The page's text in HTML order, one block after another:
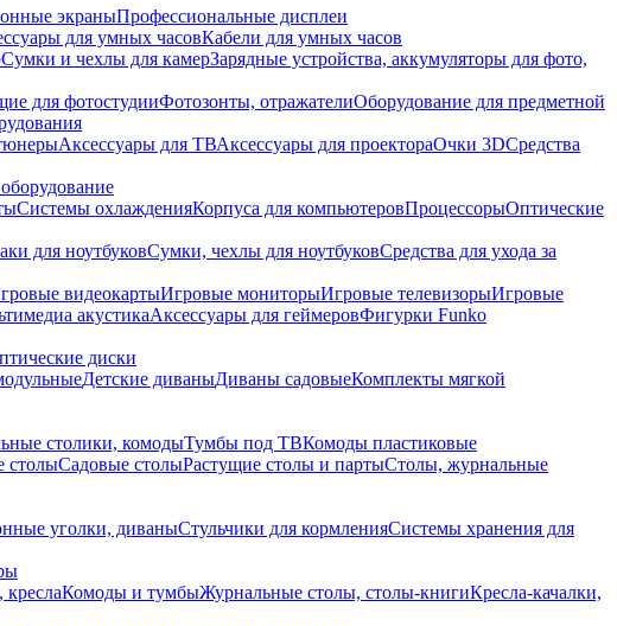
экраныПрофессиональные дисплеи
для умных часовКабели для умных часов
Сумки и чехлы для камерЗарядные устройства, аккумуляторы для фото,
для фотостудииФотозонты, отражателиОборудование для предметной
Аксессуары для ТВАксессуары для проектораОчки 3DСредства
Системы охлажденияКорпуса для компьютеровПроцессорыОптические
для ноутбуковСумки, чехлы для ноутбуковСредства для ухода за
видеокартыИгровые мониторыИгровые телевизорыИгровые
акустикаАксессуары для геймеровФигурки Funko
диски
Детские диваныДиваны садовыеКомплекты мягкой
столики, комодыТумбы под ТВКомоды пластиковые
столыСадовые столыРастущие столы и партыСтолы, журнальные
уголки, диваныСтульчики для кормленияСистемы хранения для
креслаКомоды и тумбыЖурнальные столы, столы-книгиКресла-качалки,